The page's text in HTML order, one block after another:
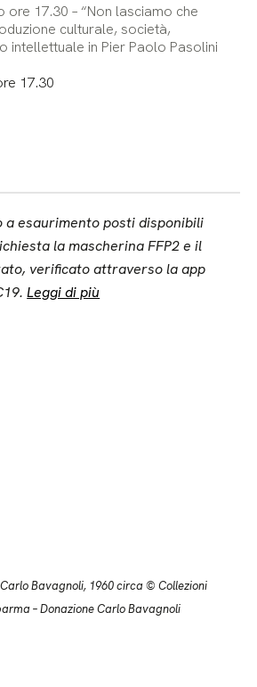
17.30 – “Non lasciamo che
culturale, società,
intellettuale in Pier Paolo Pasolini
17.30
a esaurimento posti disponibili
la mascherina FFP2 e il
verificato attraverso la app
Leggi di più
Bavagnoli, 1960 circa © Collezioni
– Donazione Carlo Bavagnoli